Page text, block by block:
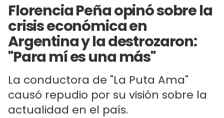
Florencia Peña opinó sobre la
crisis económica en
Argentina y la destrozaron:
"Para mí es una más"
La conductora de "La Puta Ama"
causó repudio por su visión sobre la
actualidad en el país.